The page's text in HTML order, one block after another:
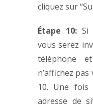
cliquez sur
Étape 10: Si
vous serez
téléphone
n’affichez
10. Une fois
adresse de